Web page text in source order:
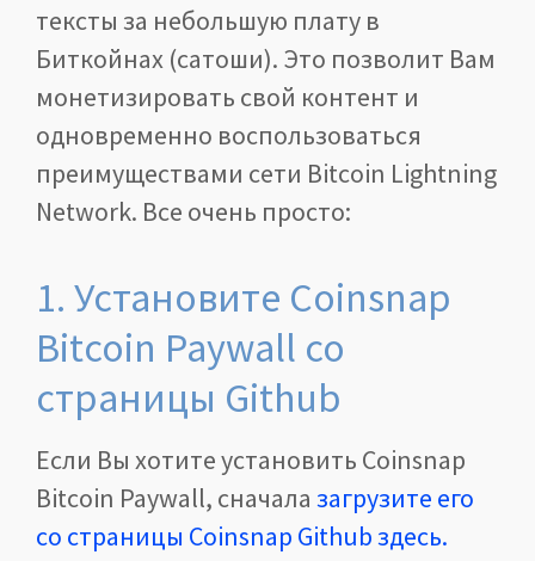
тексты за небольшую плату в
Биткойнах (сатоши). Это позволит Вам
монетизировать свой контент и
одновременно воспользоваться
преимуществами сети Bitcoin Lightning
Network. Все очень просто:
1. Установите Coinsnap
Bitcoin Paywall со
страницы Github
Если Вы хотите установить Coinsnap
Bitcoin Paywall, сначала загрузите его
со страницы Coinsnap Github здесь.